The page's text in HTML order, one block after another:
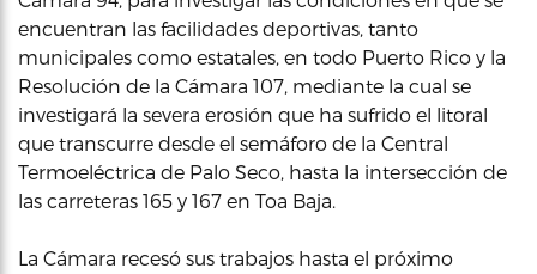
encuentran las facilidades deportivas, tanto
municipales como estatales, en todo Puerto Rico y la
Resolución de la Cámara 107, mediante la cual se
investigará la severa erosión que ha sufrido el litoral
que transcurre desde el semáforo de la Central
Termoeléctrica de Palo Seco, hasta la intersección de
las carreteras 165 y 167 en Toa Baja.
La Cámara recesó sus trabajos hasta el próximo